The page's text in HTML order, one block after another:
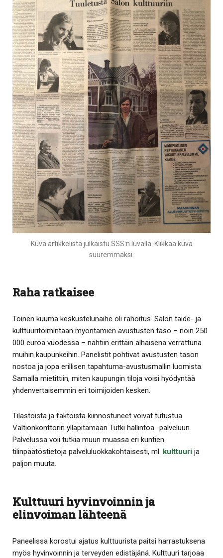
Kuva artikkelista julkaistu SSS:n luvalla. Klikkaa kuva
suuremmaksi.
Raha ratkaisee
Toinen kuuma keskustelunaihe oli rahoitus. Salon taide- ja
kulttuuritoimintaan myöntämien avustusten taso – noin 250
000 euroa vuodessa – nähtiin erittäin alhaisena verrattuna
muihin kaupunkeihin. Panelistit pohtivat avustusten tason
nostoa ja jopa erillisen tapahtuma-avustusmallin luomista.
Samalla mietittiin, miten kaupungin tiloja voisi hyödyntää
yhdenvertaisemmin eri toimijoiden kesken.
Tilastoista ja faktoista kiinnostuneet voivat tutustua
Valtionkonttorin ylläpitämään Tutki hallintoa -palveluun.
Palvelussa voii tutkia muun muassa eri kuntien
tilinpäätöstietoja palveluluokkakohtaisesti, ml. kulttuuri ja
paljon muuta.
Kulttuuri hyvinvoinnin ja
elinvoiman lähteenä
Paneelissa korostui ajatus kulttuurista paitsi harrastuksena
myös hyvinvoinnin ja terveyden edistäjänä. Kulttuuri tarjoaa